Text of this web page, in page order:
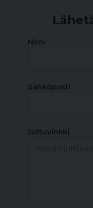
Nimi
Sähköposti
Juttuvinkki